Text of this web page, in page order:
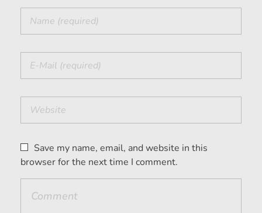
Save my name, email, and website in this
browser for the next time I comment.